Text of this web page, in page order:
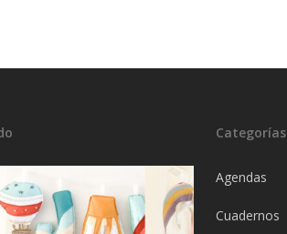
Categorías
Agendas
Cuadernos